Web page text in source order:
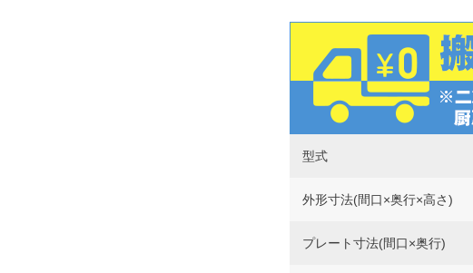
型式
外形寸法(間口×奥行×高さ)
プレート寸法(間口×奥行)